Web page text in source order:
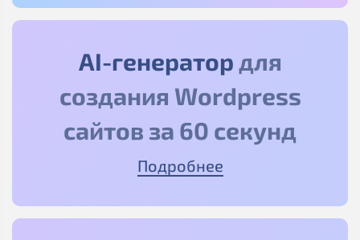
AI-генератордля
создания Wordpress
сайтов за 60 секунд
Подробнее